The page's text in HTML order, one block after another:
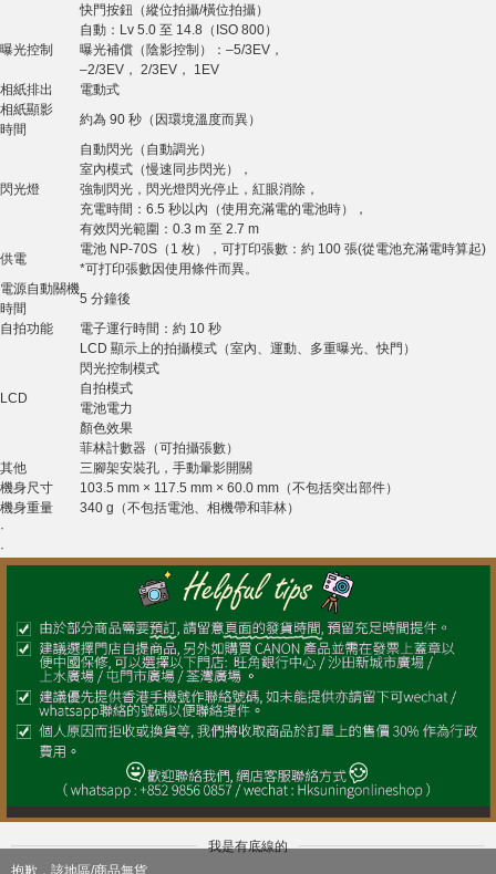
快門按鈕（縱位拍攝/橫位拍攝）
曝光控制
自動：Lv 5.0 至 14.8（ISO 800）
曝光補償（陰影控制）：–5/3EV，
–2/3EV， 2/3EV， 1EV
相紙排出
電動式
相紙顯影
時間
約為 90 秒（因環境溫度而異）
閃光燈
自動閃光（自動調光）
室內模式（慢速同步閃光），
強制閃光，閃光燈閃光停止，紅眼消除，
充電時間：6.5 秒以內（使用充滿電的電池時），
有效閃光範圍：0.3 m 至 2.7 m
供電
電池 NP-70S（1 枚），可打印張數：約 100 張(從電池充滿電時算起)
*可打印張數因使用條件而異。
電源自動關機
時間
5 分鐘後
自拍功能
電子運行時間：約 10 秒
LCD
LCD 顯示上的拍攝模式（室內、運動、多重曝光、快門）
閃光控制模式
自拍模式
電池電力
顏色效果
菲林計數器（可拍攝張數）
其他
三腳架安裝孔，手動暈影開關
機身尺寸
103.5 mm × 117.5 mm × 60.0 mm（不包括突出部件）
機身重量
340 g（不包括電池、相機帶和菲林）
·
·
我是有底線的
抱歉，該地區/商品無貨